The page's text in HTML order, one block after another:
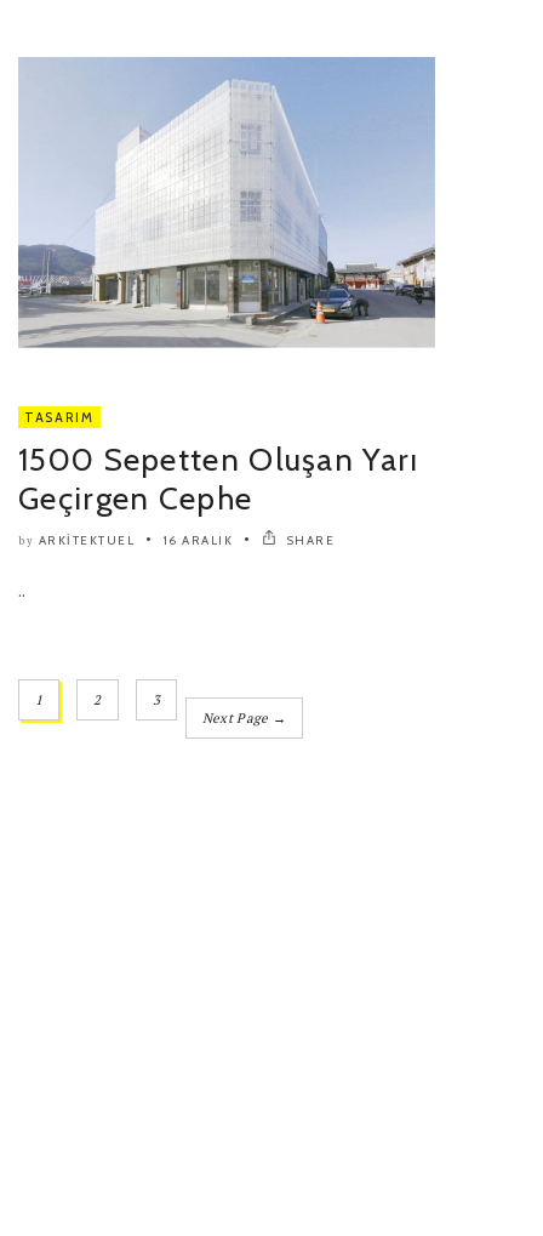
TASARIM
1500 Sepetten Oluşan Yarı
Geçirgen Cephe
by ARKITEKTUEL 16 ARALIK SHARE
..
1 2
3
Next Page →